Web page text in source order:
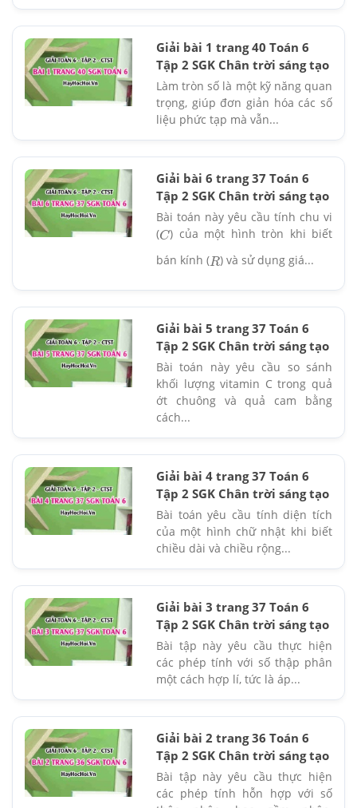
Giải bài 1 trang 40 Toán 6
Tập 2 SGK Chân trời sáng tạo
Làm tròn số là một kỹ năng quan
trọng, giúp đơn giản hóa các số
liệu phức tạp mà vẫn...
Giải bài 6 trang 37 Toán 6
Tập 2 SGK Chân trời sáng tạo
Bài toán này yêu cầu tính chu vi
(C) của một hình tròn khi biết
bán kính (R) và sử dụng giá...
Giải bài 5 trang 37 Toán 6
Tập 2 SGK Chân trời sáng tạo
Bài toán này yêu cầu so sánh
khối lượng vitamin C trong quả
ớt chuông và quả cam bằng
cách...
Giải bài 4 trang 37 Toán 6
Tập 2 SGK Chân trời sáng tạo
Bài toán yêu cầu tính diện tích
của một hình chữ nhật khi biết
chiều dài và chiều rộng...
Giải bài 3 trang 37 Toán 6
Tập 2 SGK Chân trời sáng tạo
Bài tập này yêu cầu thực hiện
các phép tính với số thập phân
một cách hợp lí, tức là áp...
Giải bài 2 trang 36 Toán 6
Tập 2 SGK Chân trời sáng tạo
Bài tập này yêu cầu thực hiện
các phép tính hỗn hợp với số